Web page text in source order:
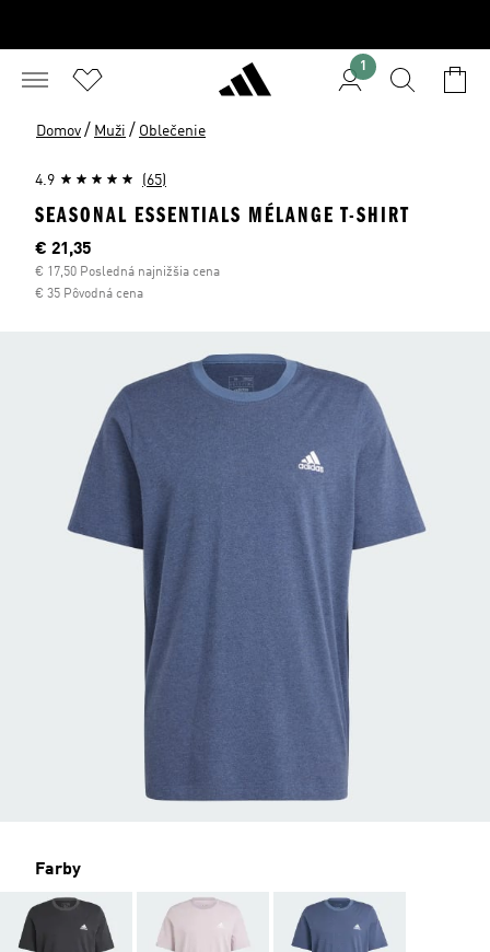
1
Domov / Muži / Oblečenie
4.9 (65)
SEASONAL ESSENTIALS MÉLANGE T-SHIRT
Aktuálna cena
€ 21,35
€ 17,50 Posledná najnižšia cena
€ 35 Pôvodná cena
Farby